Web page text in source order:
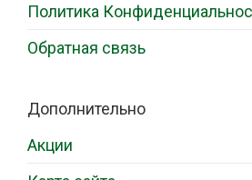
Политика
Обратная связь
Дополнительно
Акции